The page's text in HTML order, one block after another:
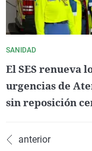
SANIDAD
El SES renueva
urgencias de
sin reposición
anterior